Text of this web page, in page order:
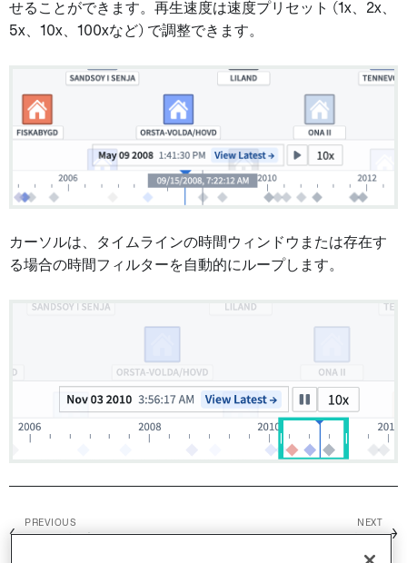
せることができます。再生速度は速度プリセット (1x、2x、
5x、10x、100xなど) で調整できます。
カーソルは、タイムラインの時間ウィンドウまたは存在す
る場合の時間フィルターを自動的にループします。
←
PREVIOUS NEXT
→